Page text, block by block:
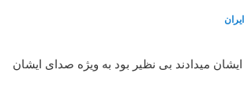
میدادند بی نظیر بود به ویژه صدای ایشان